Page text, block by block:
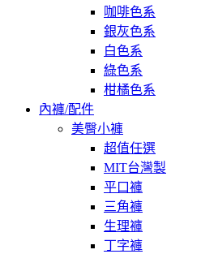
咖啡色系
銀灰色系
白色系
綠色系
柑橘色系
內褲/配件
美臀小褲
超值任選
MIT台灣製
平口褲
三角褲
生理褲
丁字褲